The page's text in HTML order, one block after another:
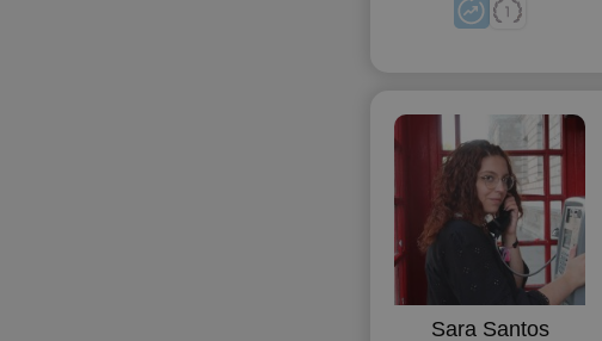
Sara Santos